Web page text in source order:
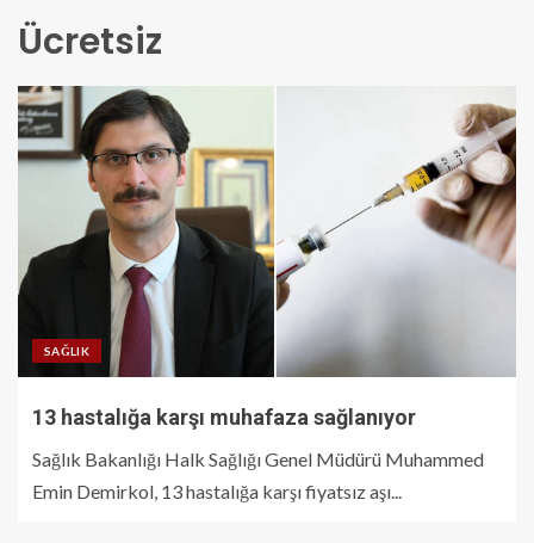
Ücretsiz
SAĞLIK
13 hastalığa karşı muhafaza sağlanıyor
Sağlık Bakanlığı Halk Sağlığı Genel Müdürü Muhammed
Emin Demirkol, 13 hastalığa karşı fiyatsız aşı...